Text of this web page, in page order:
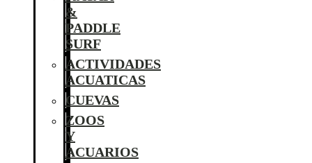
&
PADDLE
SURF
ACTIVIDADES
ACUATICAS
CUEVAS
ZOOS
Y
ACUARIOS